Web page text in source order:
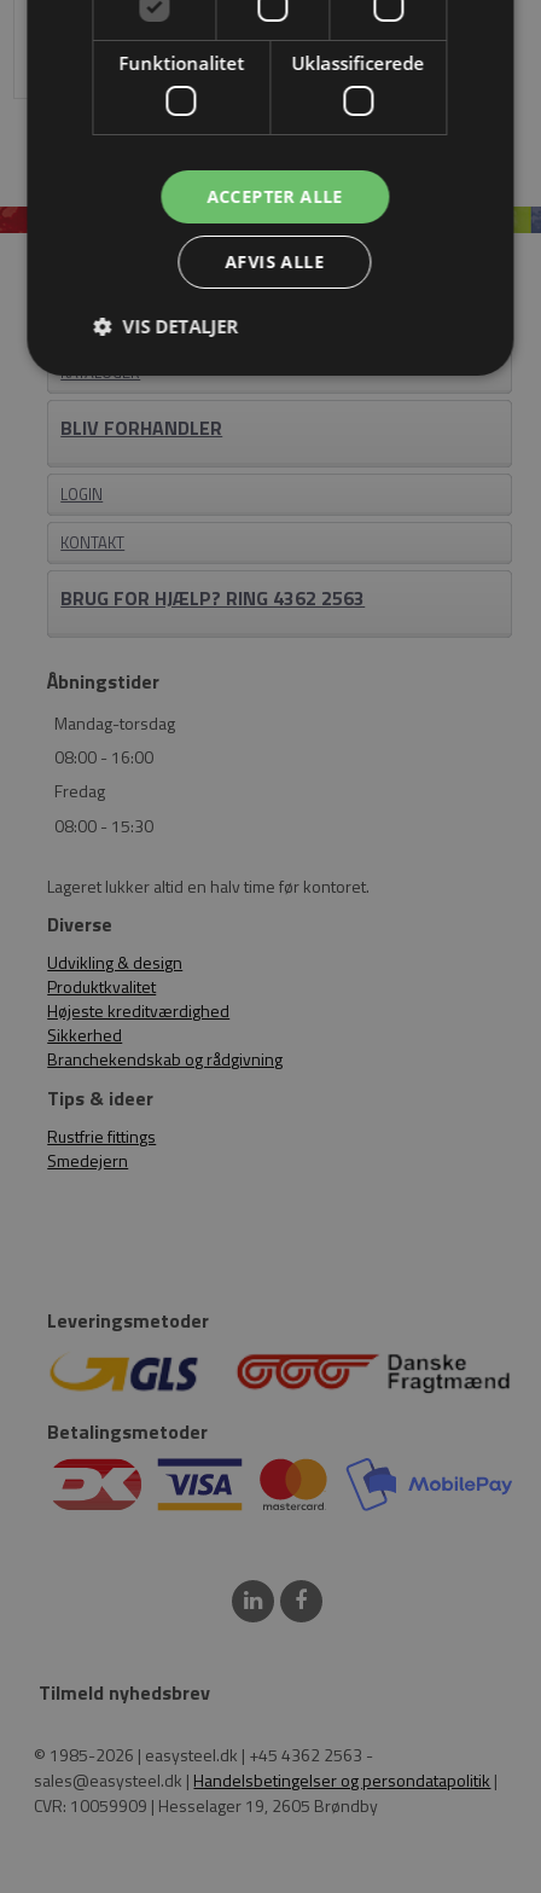
DKK 548,14
OM EASYSTEEL
KATALOGER
BLIV FORHANDLER
LOGIN
KONTAKT
BRUG FOR HJÆLP? RING 4362 2563
Åbningstider
Mandag-torsdag
08:00 - 16:00
Fredag
08:00 - 15:30
Lageret lukker altid en halv time før kontoret.
Diverse
Udvikling & design
Produktkvalitet
Højeste kreditværdighed
Sikkerhed
Branchekendskab og rådgivning
Tips & ideer
Rustfrie fittings
Smedejern
Leveringsmetoder
Betalingsmetoder
Tilmeld nyhedsbrev
© 1985-2026 | easysteel.dk | +45 4362 2563 -
sales@easysteel.dk | Handelsbetingelser og persondatapolitik |
CVR: 10059909 | Hesselager 19, 2605 Brøndby
Funktionalitet Uklassificerede
ACCEPTER ALLE
AFVIS ALLE
VIS DETALJER